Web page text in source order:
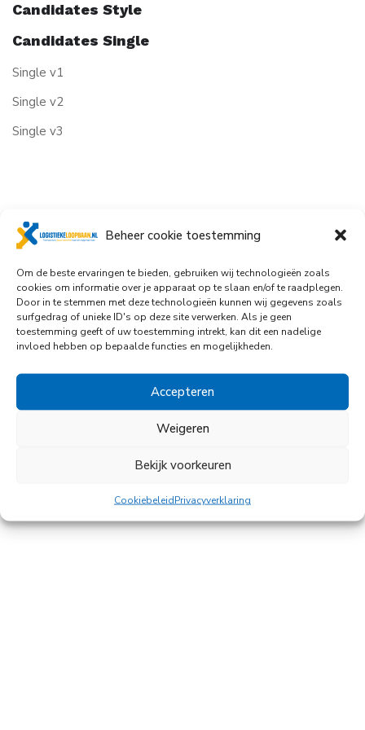
Beheer cookie toestemming
Om de beste ervaringen te bieden, gebruiken wij technologieën zoals
cookies om informatie over je apparaat op te slaan en/of te raadplegen.
Door in te stemmen met deze technologieën kunnen wij gegevens zoals
surfgedrag of unieke ID's op deze site verwerken. Als je geen
toestemming geeft of uw toestemming intrekt, kan dit een nadelige
invloed hebben op bepaalde functies en mogelijkheden.
Accepteren
Weigeren
Bekijk voorkeuren
CookiebeleidPrivacyverklaring
Candidates Style
Candidates Single
Single v1
Single v2
Single v3